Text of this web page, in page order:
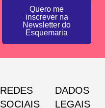
Quero me
inscrever na
Newsletter do
Esquemaria
REDES
SOCIAIS
DADOS
LEGAIS